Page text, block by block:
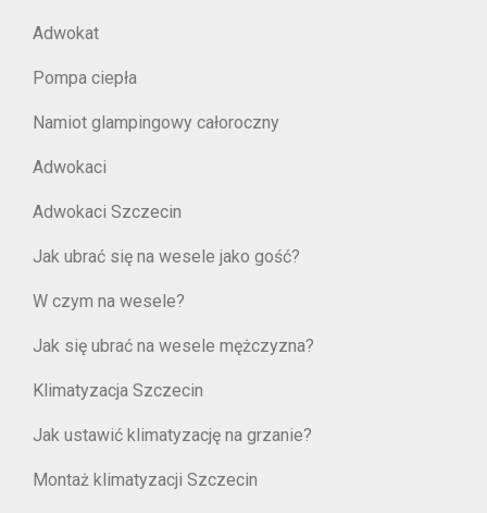
Adwokat
Pompa ciepła
Namiot glampingowy całoroczny
Adwokaci
Adwokaci Szczecin
Jak ubrać się na wesele jako gość?
W czym na wesele?
Jak się ubrać na wesele mężczyzna?
Klimatyzacja Szczecin
Jak ustawić klimatyzację na grzanie?
Montaż klimatyzacji Szczecin